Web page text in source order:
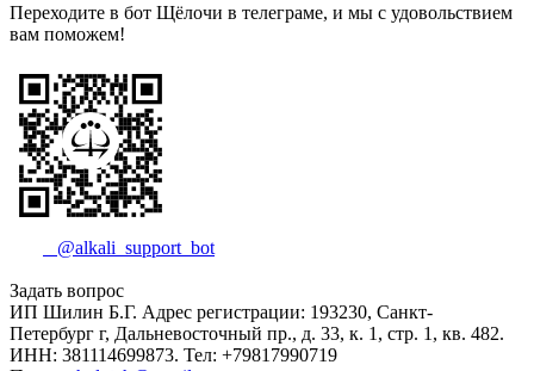
Переходите в бот Щёлочи в телеграме, и мы с удовольствием
вам поможем!
@alkali_support_bot
Задать вопрос
ИП Шилин Б.Г. Адрес регистрации: 193230, Санкт-
Петербург г, Дальневосточный пр., д. 33, к. 1, стр. 1, кв. 482.
ИНН: 381114699873. Тел: +79817990719